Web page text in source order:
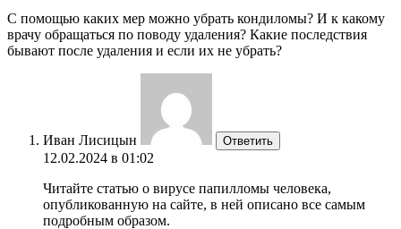
С помощью каких мер можно убрать кондиломы? И к какому
врачу обращаться по поводу удаления? Какие последствия
бывают после удаления и если их не убрать?
Иван Лисицын Ответить
12.02.2024 в 01:02
Читайте статью о вирусе папилломы человека,
опубликованную на сайте, в ней описано все самым
подробным образом.